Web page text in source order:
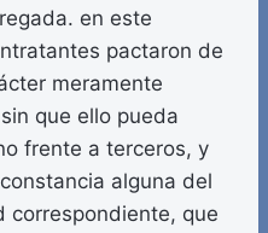
en este
pactaron de
meramente
que ello pueda
frente a terceros, y
alguna del
correspondiente, que